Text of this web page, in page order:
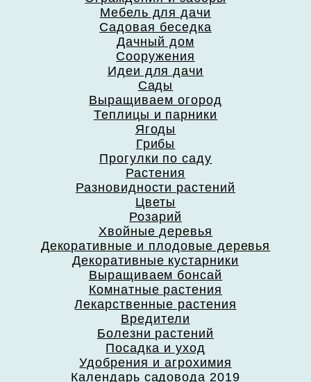
Мебель для дачи
Садовая беседка
Дачный дом
Сооружения
Идеи для дачи
Сады
Выращиваем огород
Теплицы и парники
Ягоды
Грибы
Прогулки по саду
Растения
Разновидности растений
Цветы
Розарий
Хвойные деревья
Декоративные и плодовые деревья
Декоративные кустарники
Выращиваем бонсай
Комнатные растения
Лекарственные растения
Вредители
Болезни растений
Посадка и уход
Удобрения и агрохимия
Календарь садовода 2019